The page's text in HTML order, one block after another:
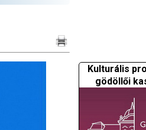
Kulturális
gödöllői